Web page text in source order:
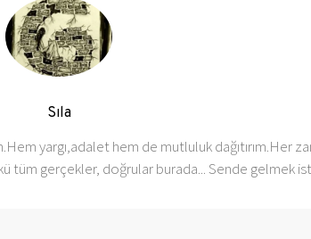
Sıla
yargı,adalet hem de mutluluk dağıtırım.Her
tüm gerçekler, doğrular burada... Sende gelmek